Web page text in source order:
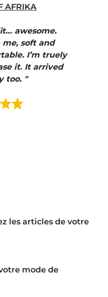
AFRIKA
awesome.
me, soft and
I’m truely
it. It arrived
too. "
les articles de votre
mode de